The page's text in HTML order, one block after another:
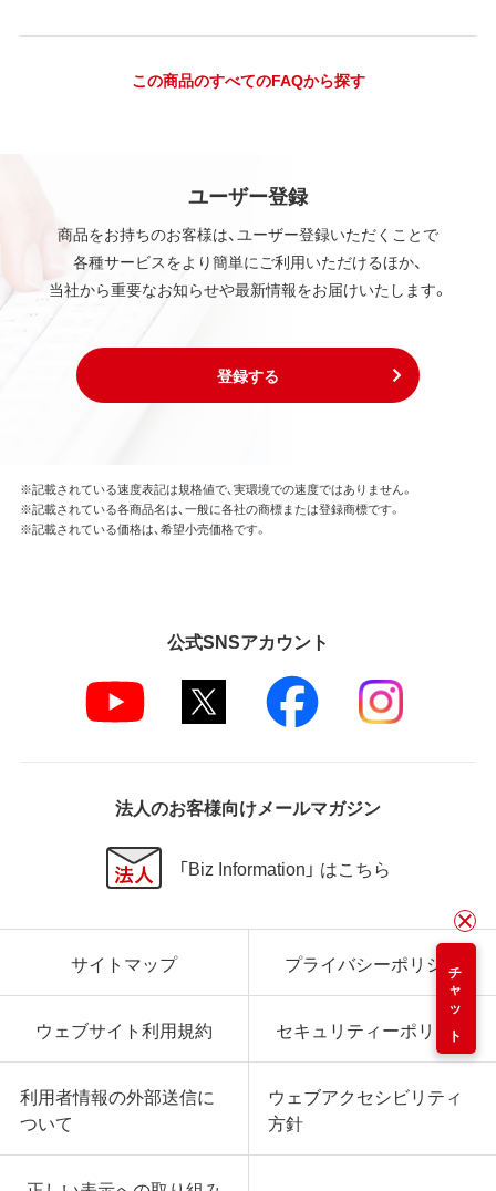
この商品のすべてのFAQから探す
ユーザー登録
商品をお持ちのお客様は、ユーザー登録いただくことで
各種サービスをより簡単にご利用いただけるほか、
当社から重要なお知らせや最新情報をお届けいたします。
登録する
チャット
※記載されている速度表記は規格値で、実環境での速度ではありません。
※記載されている各商品名は、一般に各社の商標または登録商標です。
※記載されている価格は、希望小売価格です。
公式SNSアカウント
法人のお客様向けメールマガジン
「Biz Information」 はこちら
サイトマップ プライバシーポリシー
ウェブサイト利用規約 セキュリティーポリシー
利用者情報の外部送信に
ついて
ウェブアクセシビリティ
方針